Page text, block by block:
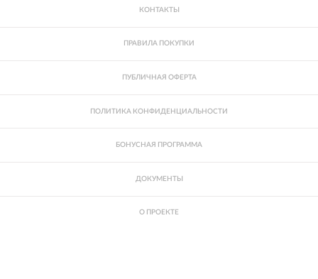
КОНТАКТЫ
ПРАВИЛА ПОКУПКИ
ПУБЛИЧНАЯ ОФЕРТА
ПОЛИТИКА КОНФИДЕНЦИАЛЬНОСТИ
БОНУСНАЯ ПРОГРАММА
ДОКУМЕНТЫ
О ПРОЕКТЕ